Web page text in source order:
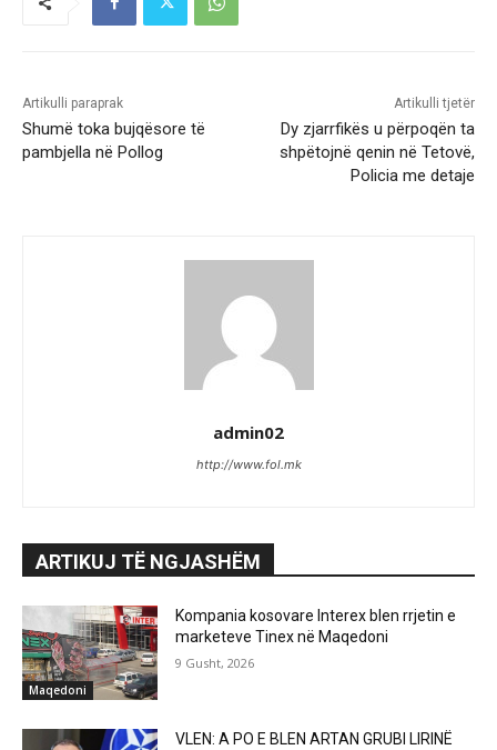
Artikulli paraprak
Shumë toka bujqësore të
pambjella në Pollog
Artikulli tjetër
Dy zjarrfikës u përpoqën ta
shpëtojnë qenin në Tetovë,
Policia me detaje
admin02
http://www.fol.mk
ARTIKUJ TË NGJASHËM
Maqedoni
Kompania kosovare Interex blen rrjetin e
marketeve Tinex në Maqedoni
9 Gusht, 2026
VLEN: A PO E BLEN ARTAN GRUBI LIRINË